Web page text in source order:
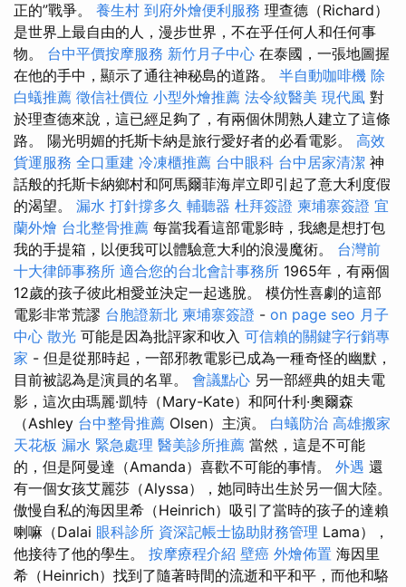
正的”戰爭。 養生村 到府外燴便利服務 理查德（Richard）
是世界上最自由的人，漫步世界，不在乎任何人和任何事
物。 台中平價按摩服務 新竹月子中心 在泰國，一張地圖握
在他的手中，顯示了通往神秘島的道路。 半自動咖啡機 除
白蟻推薦 徵信社價位 小型外燴推薦 法令紋醫美 現代風 對
於理查德來說，這已經足夠了，有兩個休閒熟人建立了這條
路。 陽光明媚的托斯卡納是旅行愛好者的必看電影。 高效
貨運服務 全口重建 冷凍櫃推薦 台中眼科 台中居家清潔 神
話般的托斯卡納鄉村和阿馬爾菲海岸立即引起了意大利度假
的渴望。 漏水 打針撐多久 輔聽器 杜拜簽證 柬埔寨簽證 宜
蘭外燴 台北整骨推薦 每當我看這部電影時，我總是想打包
我的手提箱，以便我可以體驗意大利的浪漫魔術。 台灣前
十大律師事務所 適合您的台北會計事務所 1965年，有兩個
12歲的孩子彼此相愛並決定一起逃脫。 模仿性喜劇的這部
電影非常荒謬 台胞證新北 柬埔寨簽證 - on page seo 月子
中心 散光 可能是因為批評家和收入 可信賴的關鍵字行銷專
家 - 但是從那時起，一部邪教電影已成為一種奇怪的幽默，
目前被認為是演員的名單。 會議點心 另一部經典的姐夫電
影，這次由瑪麗·凱特（Mary-Kate）和阿什利·奧爾森
（Ashley 台中整骨推薦 Olsen）主演。 白蟻防治 高雄搬家
天花板 漏水 緊急處理 醫美診所推薦 當然，這是不可能
的，但是阿曼達（Amanda）喜歡不可能的事情。 外遇 還
有一個女孩艾麗莎（Alyssa），她同時出生於另一個大陸。
傲慢自私的海因里希（Heinrich）吸引了當時的孩子的達賴
喇嘛（Dalai 眼科診所 資深記帳士協助財務管理 Lama），
他接待了他的學生。 按摩療程介紹 壁癌 外燴佈置 海因里
希（Heinrich）找到了隨著時間的流逝和平和平，而他和駱